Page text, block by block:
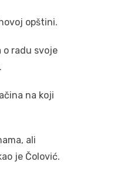
opštini.
radu svoje
na koji
ali
je Čolović.